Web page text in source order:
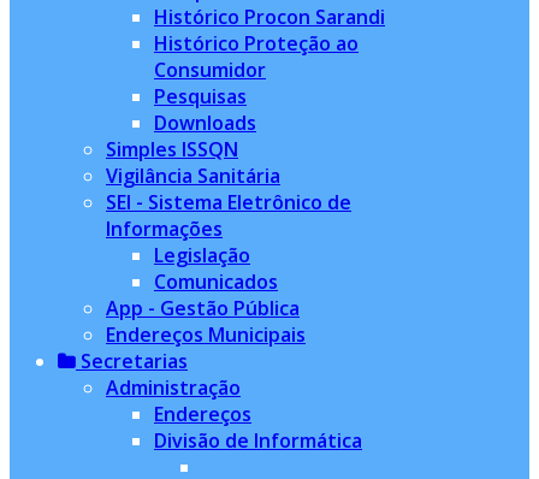
Histórico Procon Sarandi
Histórico Proteção ao
Consumidor
Pesquisas
Downloads
Simples ISSQN
Vigilância Sanitária
SEI - Sistema Eletrônico de
Informações
Legislação
Comunicados
App - Gestão Pública
Endereços Municipais
Secretarias
Administração
Endereços
Divisão de Informática